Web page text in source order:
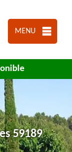
MENU
59189